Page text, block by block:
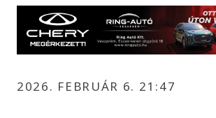
2026. FEBRUÁR 6. 21:47